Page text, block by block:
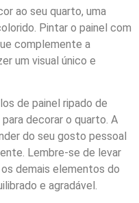
ao seu quarto, uma
Pintar o painel com
complemente a
um visual único e
de painel ripado de
decorar o quarto. A
do seu gosto pessoal
Lembre-se de levar
demais elementos do
e agradável.